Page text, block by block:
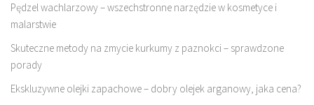
Pędzel wachlarzowy – wszechstronne narzędzie w kosmetyce i
malarstwie
Skuteczne metody na zmycie kurkumy z paznokci – sprawdzone
porady
Ekskluzywne olejki zapachowe – dobry olejek arganowy, jaka cena?